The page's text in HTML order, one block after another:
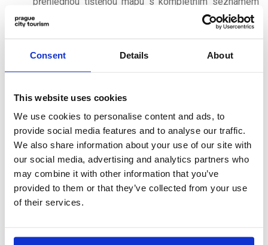
Consent Details About
This website uses cookies
We use cookies to personalise content and ads, to
provide social media features and to analyse our traffic.
We also share information about your use of our site with
our social media, advertising and analytics partners who
may combine it with other information that you’ve
provided to them or that they’ve collected from your use
of their services.
zážitků, která vám zajistí snadnou orientaci po městě.
Zároveň můžete využít elektronického průvodce v
Pokud si aktivujete Pass ve fyzické podobě, není
možné jej zaměnit za e-Pass a naopak.
Více informací naleznete v záložce
Jak to funguje